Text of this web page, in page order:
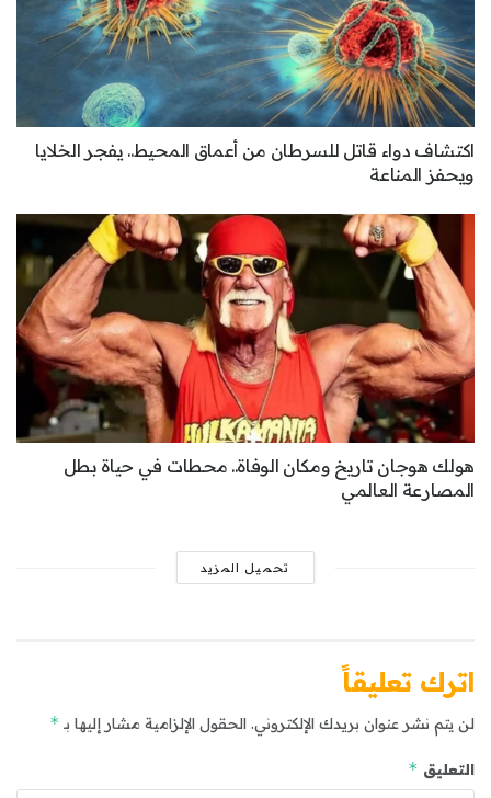
اكتشاف دواء قاتل للسرطان من أعماق المحيط.. يفجر الخلايا
ويحفز المناعة
هولك هوجان تاريخ ومكان الوفاة.. محطات في حياة بطل
المصارعة العالمي
تحميل المزيد
اترك تعليقاً
لن يتم نشر عنوان بريدك الإلكتروني. الحقول الإلزامية مشار إليها بـ *
التعليق *